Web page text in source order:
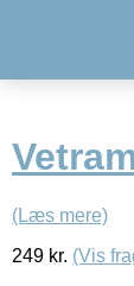
(Læs mere)
249 kr. (Vis